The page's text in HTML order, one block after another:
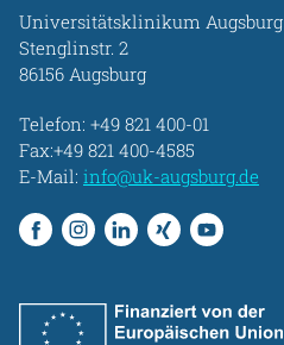
Universitätsklinikum Augsburg
Stenglinstr. 2
86156 Augsburg
Telefon: +49 821 400-01
Fax:+49 821 400-4585
E-Mail: info@uk-augsburg.de